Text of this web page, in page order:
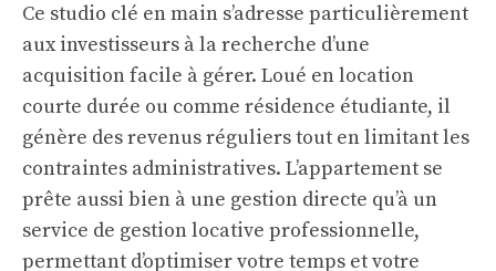
Ce studio clé en main s’adresse particulièrement
aux investisseurs à la recherche d’une
acquisition facile à gérer. Loué en location
courte durée ou comme résidence étudiante, il
génère des revenus réguliers tout en limitant les
contraintes administratives. L’appartement se
prête aussi bien à une gestion directe qu’à un
service de gestion locative professionnelle,
permettant d’optimiser votre temps et votre